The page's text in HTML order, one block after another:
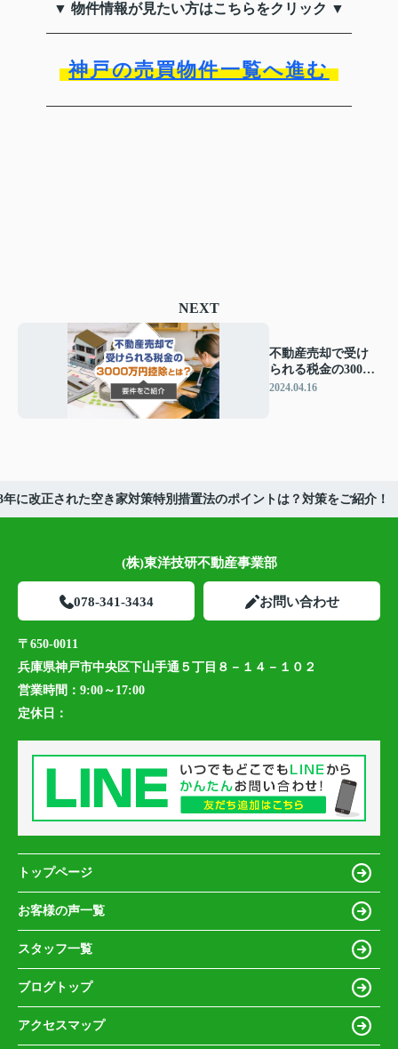
▼ 物件情報が見たい方はこちらをクリック ▼
神戸の売買物件一覧へ進む
NEXT
不動産売却で受け
られる税金の3000
万円控除とは？要
2024.04.16
年に改正された空き家対策特別措置法のポイントは？対策をご紹介！
(株)東洋技研不動産事業部
078-341-3434 お問い合わせ
〒650-0011
兵庫県神戸市中央区下山手通５丁目８－１４－１０２
営業時間： 9:00～17:00
定休日：
トップページ
お客様の声一覧
スタッフ一覧
ブログトップ
アクセスマップ